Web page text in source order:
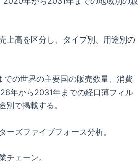
上高を区分し、タイプ別、用途別の
の世界の主要国の販売数量、消費
年から2031年までの経口薄フィル
で掲載する。
ズファイブフォース分析。
ェーン。